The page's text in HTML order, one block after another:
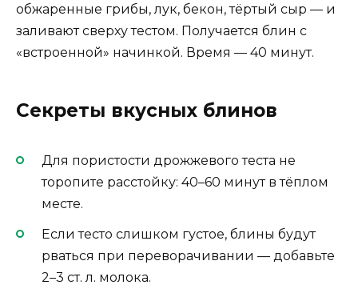
обжаренные грибы, лук, бекон, тёртый сыр — и
заливают сверху тестом. Получается блин с
«встроенной» начинкой. Время — 40 минут.
Секреты вкусных блинов
Для пористости дрожжевого теста не
торопите расстойку: 40–60 минут в тёплом
месте.
Если тесто слишком густое, блины будут
рваться при переворачивании — добавьте
2–3 ст. л. молока.